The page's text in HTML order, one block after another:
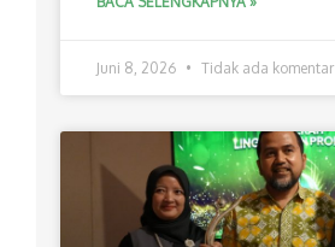
Juni 8, 2026 Tidak ada komentar